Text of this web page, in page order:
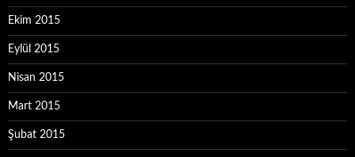
Ekim 2015
Eylül 2015
Nisan 2015
Mart 2015
Şubat 2015